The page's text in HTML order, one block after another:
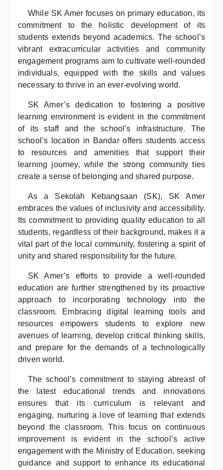
While SK Amer focuses on primary education, its
commitment to the holistic development of its
students extends beyond academics. The school’s
vibrant extracurricular activities and community
engagement programs aim to cultivate well-rounded
individuals, equipped with the skills and values
necessary to thrive in an ever-evolving world.
SK Amer’s dedication to fostering a positive
learning environment is evident in the commitment
of its staff and the school’s infrastructure. The
school’s location in Bandar offers students access
to resources and amenities that support their
learning journey, while the strong community ties
create a sense of belonging and shared purpose.
As a Sekolah Kebangsaan (SK), SK Amer
embraces the values of inclusivity and accessibility.
Its commitment to providing quality education to all
students, regardless of their background, makes it a
vital part of the local community, fostering a spirit of
unity and shared responsibility for the future.
SK Amer’s efforts to provide a well-rounded
education are further strengthened by its proactive
approach to incorporating technology into the
classroom. Embracing digital learning tools and
resources empowers students to explore new
avenues of learning, develop critical thinking skills,
and prepare for the demands of a technologically
driven world.
The school’s commitment to staying abreast of
the latest educational trends and innovations
ensures that its curriculum is relevant and
engaging, nurturing a love of learning that extends
beyond the classroom. This focus on continuous
improvement is evident in the school’s active
engagement with the Ministry of Education, seeking
guidance and support to enhance its educational